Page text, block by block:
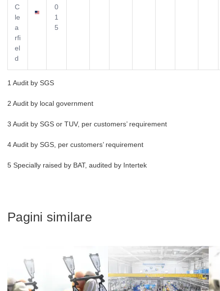
C
le
a
rfi
el
d
0
1
5
1 Audit by SGS
2 Audit by local government
3 Audit by SGS or TUV, per customers’ requirement
4 Audit by SGS, per customers’ requirement
5 Specially raised by BAT, audited by Intertek
Pagini similare